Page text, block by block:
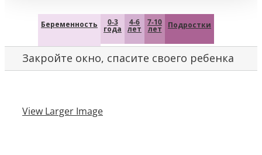
Беременность 0-3
года
4-6
лет
7-10
лет Подростки
Закройте окно, спасите своего ребенка
View Larger Image